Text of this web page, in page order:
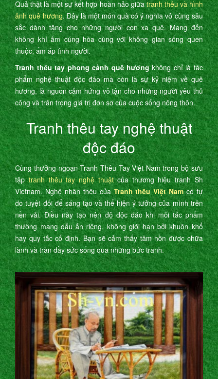
Quả thật là một sự kết hợp hoàn hảo giữatranh thêu và hình
ảnh quê hương. Đây là một món quà có ý nghĩa vô cùng sâu
sắc dành tặng cho những người con xa quê. Mang đến
không khí ấm cúng hòa cùng với không gian sống quen
thuộc, ấm áp tình người.
Tranh thêu tay phong cảnh quê hươngkhông chỉ là tác
phẩm nghệ thuật độc đáo mà còn là sự kỷ niệm về quê
hương, là nguồn cảm hứng vô tận cho những người yêu thủ
công và trân trọng giá trị đơn sơ của cuộc sống nông thôn.
Tranh thêu tay nghệ thuật
độc đáo
Cùng thưởng ngoạn Tranh Thêu Tay Việt Nam trong bộ sưu
tậptranh thêu tay nghệ thuậtcủa thương hiệu tranh Sh
Vietnam. Nghệ nhân thêu củaTranh thêu Việt Namcó tự
do tuyệt đối để sáng tạo và thể hiện ý tưởng của mình trên
nền vải. Điều này tạo nên độ độc đáo khi mỗi tác phẩm
thường mang dấu ấn riêng, không giới hạn bởi khuôn khổ
hay quy tắc cố định. Bạn sẽ cảm thấy tâm hồn được chữa
lành và tràn đầy sức sống qua những bức tranh.